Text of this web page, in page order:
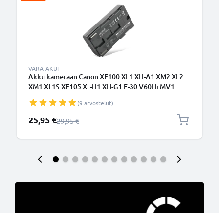
VARA-AKUT
Akku kameraan Canon XF100 XL1 XH-A1 XM2 XL2
XM1 XL1S XF105 XL-H1 XH-G1 E-30 V60Hi MV1
930 BP-911 BP-941 BP-927 BP-924 BP-914
(2000mAh, 7.4V) tuotemerkiltä CELLONIC
(9 arvostelut)
Erikoishinta
25,95 €Normaali hinta
29,95 €